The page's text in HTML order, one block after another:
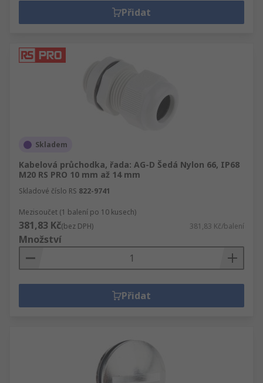
Přidat
Skladem
Kabelová průchodka, řada: AG-D Šedá Nylon 66, IP68
M20 RS PRO 10 mm až 14 mm
Skladové číslo RS 822-9741
Mezisoučet (1 balení po 10 kusech)
381,83 Kč(bez DPH) 381,83 Kč/balení
Množství
Přidat